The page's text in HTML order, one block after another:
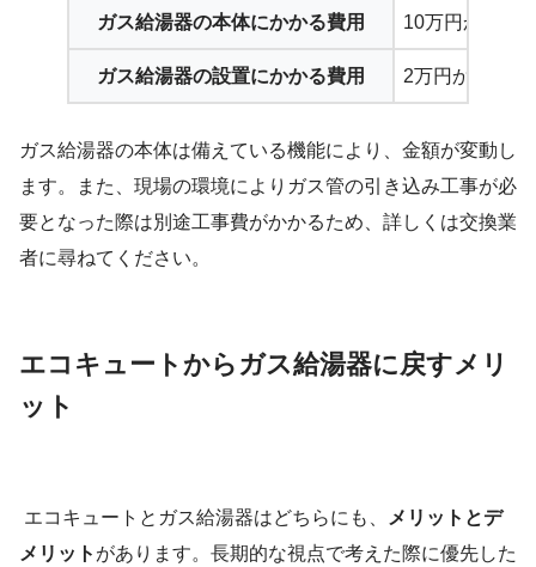
ガス給湯器の本体にかかる費用 10万円から15
ガス給湯器の設置にかかる費用 2万円から7万
ガス給湯器の本体は備えている機能により、金額が変動し
ます。また、現場の環境によりガス管の引き込み工事が必
要となった際は別途工事費がかかるため、詳しくは交換業
者に尋ねてください。
エコキュートからガス給湯器に戻すメリ
ット
エコキュートとガス給湯器はどちらにも、 メリットとデ
メリット があります。長期的な視点で考えた際に優先した